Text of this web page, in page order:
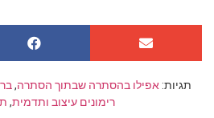
תגיות: אפילו בהסתרה שבתוך הסתרה,
רימונים עיצוב ותדמית,